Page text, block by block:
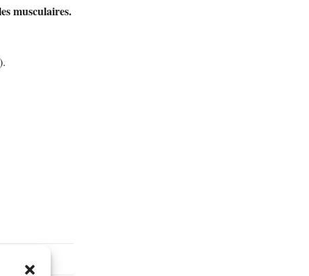
musculaires.